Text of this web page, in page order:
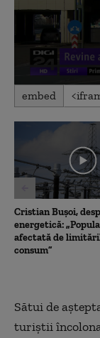
0
seconds
2
minutes,
seconds
embed
Cristian Bușoi,
energetică:
afectată de
consum”
Sătui de
turiștii